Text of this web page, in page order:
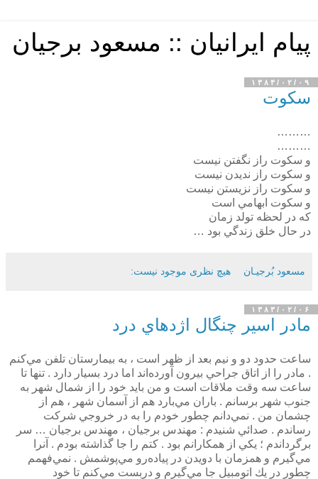
پیام ایرانیان :: مسعود برجیان
۱۳۸۳/۰۲/۰۹
سكوت
………
………
و سكوت راز نگفتن نيست
و سكوت راز نديدن نيست
و سكوت راز نزيستن نيست
و سكوت ابهامي است
كه در لحظه تولد زمان
در حال خلق زندگي بود …
مسعود بُرجيـان هیچ نظری موجود نیست:
۱۳۸۳/۰۲/۰۶
مادر اسير چنگال اژدهاي درد
ساعت حدود دو و نيم بعد از ظهر است ، به بيمارستان تلفن مي‌كنم
. مادر را از اتاق جراحي بيرون آورده‌اند اما درد بسيار دارد . تنها تا
ساعت سه وقت ملاقات است و من بايد خود را از شمال شهر به
جنوب شهر برسانم . باران مي‌بارد هم از آسمان شهر ، هم از
چشمان من . نمي‌دانم چطور خودم را به در خروجي شركت
رساندم . صدائي شنيدم : مهندس برجيان ، مهندس برجيان … سر
برگرداندم ؛ يكي از همكارانم بود . كتم را جا گذاشته بودم . آنرا
مي‌گيرم و همزمان با دويدن در پياده‌رو مي‌پوشمش . نمي‌فهمم
چطور در يك اتومبيل جا مي‌گيرم و دربست مي‌كنم تا خود